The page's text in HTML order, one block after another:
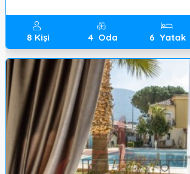
8 Kişi 4 Oda 6 Yatak